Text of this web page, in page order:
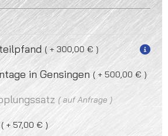
+ 300,00 €
in Gensingen + 500,00 €
auf Anfrage
+ 57,00 €